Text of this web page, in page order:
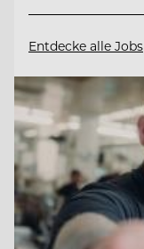
Entdecke alle Jobs